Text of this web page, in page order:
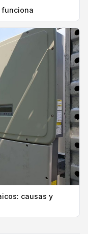
funciona
causas y